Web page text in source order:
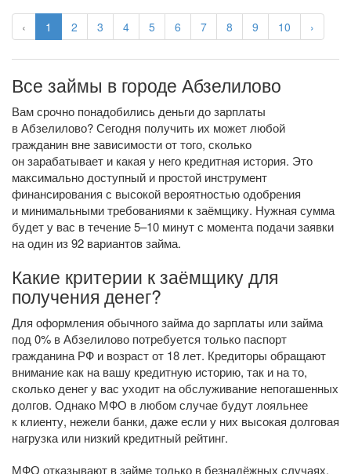
‹ 1 2 3 4 5 6 7 8 9 10 ›
Все займы в городе Абзелилово
Вам срочно понадобились деньги до зарплаты
в Абзелилово? Сегодня получить их может любой
гражданин вне зависимости от того, сколько
он зарабатывает и какая у него кредитная история. Это
максимально доступный и простой инструмент
финансирования с высокой вероятностью одобрения
и минимальными требованиями к заёмщику. Нужная сумма
будет у вас в течение 5–10 минут с момента подачи заявки
на один из 92 вариантов займа.
Какие критерии к заёмщику для
получения денег?
Для оформления обычного займа до зарплаты или займа
под 0% в Абзелилово потребуется только паспорт
гражданина РФ и возраст от 18 лет. Кредиторы обращают
внимание как на вашу кредитную историю, так и на то,
сколько денег у вас уходит на обслуживание непогашенных
долгов. Однако МФО в любом случае будут лояльнее
к клиенту, нежели банки, даже если у них высокая долговая
нагрузка или низкий кредитный рейтинг.
МФО отказывают в займе только в безнадёжных случаях.